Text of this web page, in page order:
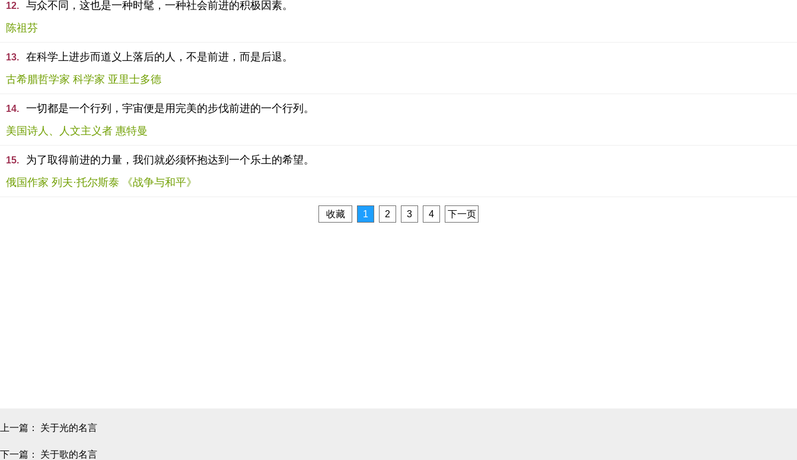
12.
与众不同，这也是一种时髦，一种社会前进的积极因素。
陈祖芬
13.
在科学上进步而道义上落后的人，不是前进，而是后退。
古希腊哲学家 科学家 亚里士多德
14.
一切都是一个行列，宇宙便是用完美的步伐前进的一个行列。
美国诗人、人文主义者 惠特曼
15.
为了取得前进的力量，我们就必须怀抱达到一个乐土的希望。
俄国作家 列夫·托尔斯泰 《战争与和平》
收藏 1 2 3 4 下一页
上一篇： 关于光的名言
下一篇： 关于歌的名言